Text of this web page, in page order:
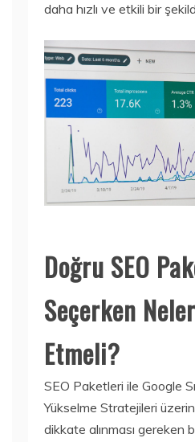
daha hızlı ve etkili bir
Doğru SEO
Seçerken
Etmeli?
SEO Paketleri ile Google
Yükselme Stratejileri
dikkate alınması gereken